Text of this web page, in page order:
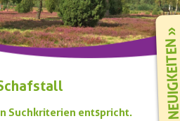
Suchkriterien entspricht.